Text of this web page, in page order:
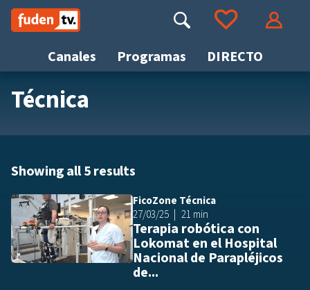
Saltar
contenido
Canales Programas DIRECTO
Buscar Ir a tus favoritos
Técnica
Showing all 5 results
FicoZone Técnica
27/03/25
21 min
Terapia robótica con
Lokomat en el Hospital
Nacional de Parapléjicos
de...